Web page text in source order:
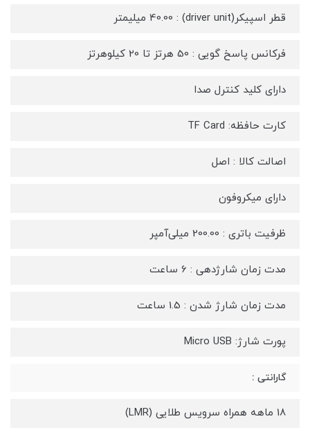
قطر اسپیکر(driver unit) : 40.00 میلیمتر
فرکانس پاسخ گویی : 50 هرتز تا 20 کیلوهرتز
دارای کلید کنترل صدا
کارت حافظه: TF Card
اصالت کالا : اصل
دارای میکروفون
ظرفیت باتری : 200.00 میلی‌آمپر
مدت زمان شارژدهی : 6 ساعت
مدت زمان شارژ شدن : 1.5 ساعت
پورت شارژ: Micro USB
گارانتی :
18 ماهه همراه سرویس طلایی (LMR)